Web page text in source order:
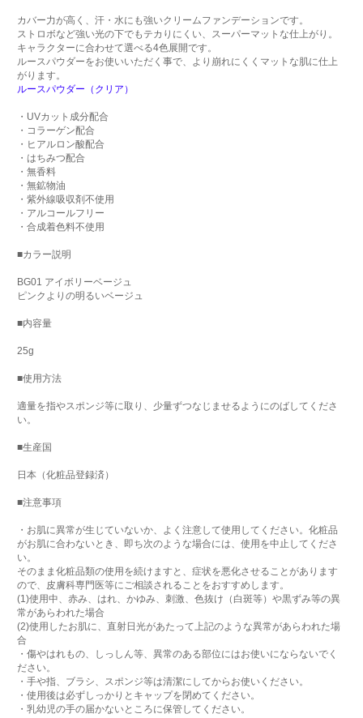
カバー力が高く、汗・水にも強いクリームファンデーションです。
ストロボなど強い光の下でもテカりにくい、スーパーマットな仕上がり。
キャラクターに合わせて選べる4色展開です。
ルースパウダーをお使いいただく事で、より崩れにくくマットな肌に仕上
がります。
ルースパウダー（クリア）
・UVカット成分配合
・コラーゲン配合
・ヒアルロン酸配合
・はちみつ配合
・無香料
・無鉱物油
・紫外線吸収剤不使用
・アルコールフリー
・合成着色料不使用
■カラー説明
BG01 アイボリーベージュ
ピンクよりの明るいベージュ
■内容量
25g
■使用方法
適量を指やスポンジ等に取り、少量ずつなじませるようにのばしてくださ
い。
■生産国
日本（化粧品登録済）
■注意事項
・お肌に異常が生じていないか、よく注意して使用してください。化粧品
がお肌に合わないとき、即ち次のような場合には、使用を中止してくださ
い。
そのまま化粧品類の使用を続けますと、症状を悪化させることがあります
ので、皮膚科専門医等にご相談されることをおすすめします。
(1)使用中、赤み、はれ、かゆみ、刺激、色抜け（白斑等）や黒ずみ等の異
常があらわれた場合
(2)使用したお肌に、直射日光があたって上記のような異常があらわれた場
合
・傷やはれもの、しっしん等、異常のある部位にはお使いにならないでく
ださい。
・手や指、ブラシ、スポンジ等は清潔にしてからお使いください。
・使用後は必ずしっかりとキャップを閉めてください。
・乳幼児の手の届かないところに保管してください。